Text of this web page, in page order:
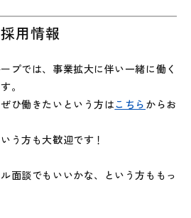
用情報
プでは、事業拡大に伴い一緒に働く
。
ひ働きたいという方はこちら からお
う方も大歓迎です！
面談でもいいかな、という方ももっ